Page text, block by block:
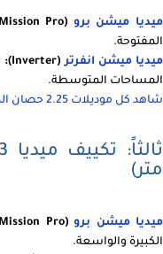
ميديا ميشن برو (Mission Pro):
المفتوحة.
ميديا ميشن انفرتر(Inverter):
المساحات المتوسطة.
شاهد كل موديلات 2.25 حصان المتاحة
متر)
ميديا ميشن برو (Mission Pro):
الكبيرة والواسعة.